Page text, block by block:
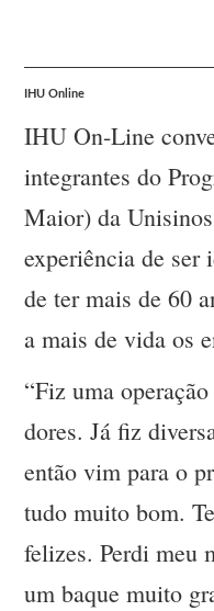
IHU Online
IHU On-Line
integrantes do
Maior) da
experiência de ser
de ter mais de 60
a mais de vida os
“Fiz uma
dores. Já fiz
então vim para o
tudo muito bom.
felizes. Perdi meu
um baque muito